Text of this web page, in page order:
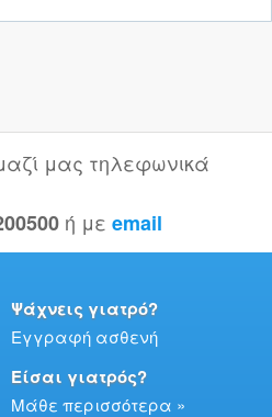
μας τηλεφωνικά
ή με email
Ψάχνεις γιατρό?
Εγγραφή ασθενή
Είσαι γιατρός?
Μάθε περισσότερα »